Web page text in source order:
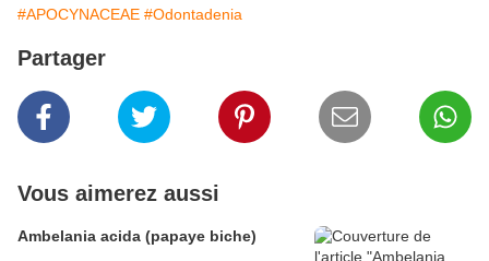
#APOCYNACEAE #Odontadenia
Partager
Vous aimerez aussi
Ambelania acida (papaye biche)